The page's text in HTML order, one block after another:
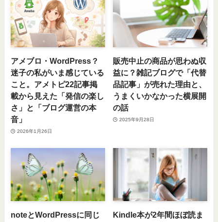
アメブロ・WordPress？
迷子の私がいま感じている
こと。アメトピ22記事掲
載から見えた「発信の楽し
さ」と「ブログ運営の本
音」
2026年1月26日
販売中止の商品が思わぬ収
益に？雑記ブログで「代替
品記事」が売れた理由と、
うまくいかなかった横展開
の話
2025年9月28日
noteとWordPressに同じ
Kindle本が2年間ほぼ読ま